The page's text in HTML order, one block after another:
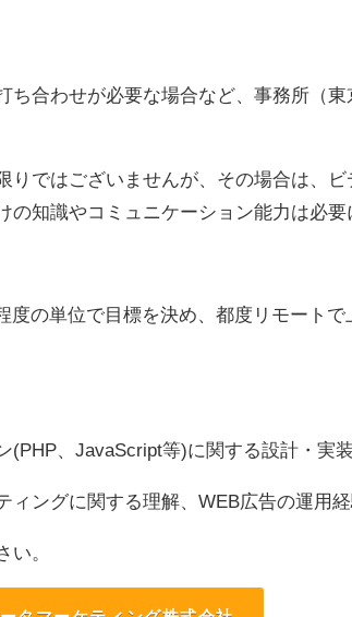
ち合わせが必要な場合など、事務所（
りではございませんが、その場合は、
の知識やコミュニケーション能力は必要
の単位で目標を決め、都度リモート
、JavaScript等)に関する設計・実
ングに関する理解、WEB広告の運用
い。